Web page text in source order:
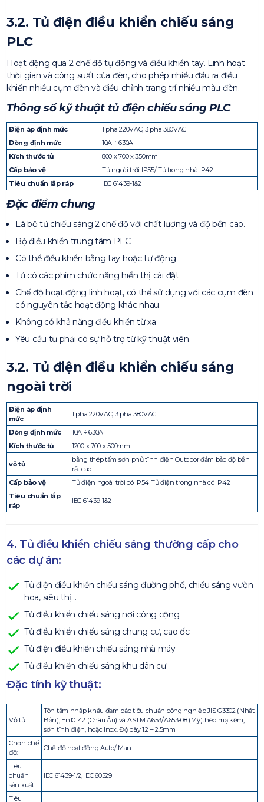
3.2. Tủ điện điều khiển chiếu sáng
PLC
Hoạt động qua 2 chế độ tự động và điều khiển tay. Linh hoạt
thời gian và công suất của đèn, cho phép nhiều đầu ra điều
khiển nhiều cụm đèn và điều chỉnh trang trí nhiều màu đèn.
Thông số kỹ thuật tủ điện chiếu sáng PLC
Điện áp định mức
1 pha 220VAC, 3 pha 380VAC
Dòng định mức
10A ÷ 630A
Kích thước tủ
800 x 700 x 350mm
Cấp bảo vệ
Tủ ngoài trời IP55/ Tủ trong nhà IP42
Tiêu chuẩn lắp ráp
IEC 61439-1&2
Đặc điểm chung
Là bộ tủ chiếu sáng 2 chế độ với chất lượng và độ bền cao.
Bộ điều khiển trung tâm PLC
Có thể điều khiển bằng tay hoặc tự động
Tủ có các phím chức năng hiển thị cài đặt
Chế độ hoạt động linh hoạt, có thể sử dụng với các cụm đèn
có nguyên tắc hoạt động khác nhau.
Không có khả năng điều khiển từ xa
Yêu cầu tủ phải có sự hỗ trợ từ kỹ thuật viên.
3.2. Tủ điện điều khiển chiếu sáng
ngoài trời
Điện áp định
mức
1 pha 220VAC, 3 pha 380VAC
Dòng định mức
10A ÷ 630A
Kích thước tủ
1200 x 700 x 500mm
vỏ tủ
bằng thép tấm sơn phủ tĩnh điện Outdoor đảm bảo độ bền
rất cao
Cấp bảo vệ
Tủ điện ngoài trời có IP54 Tủ điện trong nhà có IP42
Tiêu chuẩn lắp
ráp
IEC 61439-1&2
4. Tủ điều khiển chiếu sáng thường cấp cho
các dự án:
Tủ điện điều khiển chiếu sáng đường phố, chiếu sáng vườn
hoa, siêu thị…
Tủ điều khiển chiếu sáng nơi công cộng
Tủ điều khiển chiếu sáng chung cư, cao ốc
Tủ điện điều khiển chiếu sáng nhà máy
Tủ điều khiển chiếu sáng khu dân cư
Đặc tính kỹ thuật:
Vỏ tủ:
Tôn tấm nhập khẩu đảm bảo tiêu chuẩn công nghiệp JIS G3302 (Nhật
Bản), En10142 (Châu Âu) và ASTM A653/A653-08 (Mỹ)thép mạ kẽm,
sơn tĩnh điện, hoặc Inox. Độ dày 1.2 – 2.5mm
Chọn chế
độ:
Chế độ hoạt động Auto/ Man
Tiêu
chuẩn
sản xuất:
IEC 61439-1/2, IEC 60529
Tiêu